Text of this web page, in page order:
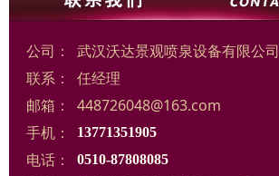
公司：
武汉沃达景观喷泉设备有限公司
联系：
任经理
邮箱：
448726048@163.com
手机：
13771351905
电话： 0510-87808085